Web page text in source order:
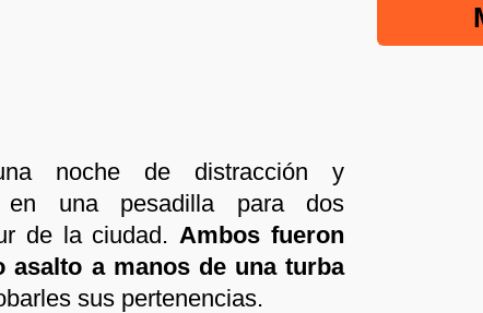
noche de distracción y
en una pesadilla para dos
de la ciudad. Ambos fueron
asalto a manos de una turba
sus pertenencias.